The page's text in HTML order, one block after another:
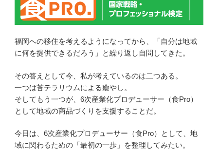
福岡への移住を考えるようになってから、「自分は地域
に何を提供できるだろう」と繰り返し自問してきた。
その答えとして今、私が考えているのは二つある。
一つは苔テラリウムによる癒やし。
そしてもう一つが、6次産業化プロデューサー（食Pro）
として地域の商品づくりを支援することだ。
今日は、6次産業化プロデューサー（食Pro）として、地
域に関わるための「最初の一歩」を整理してみたい。